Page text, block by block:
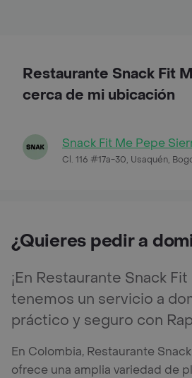
Restaurante Snack Fit
cerca de mi ubicación
Snack Fit Me Pepe
Cl. 116 #17a-30, Usaquén,
¿Quieres pedir a
¡En Restaurante Snack
tenemos un servicio a
práctico y seguro con
En Colombia, Restaurante
ofrece una amplia variedad de